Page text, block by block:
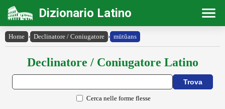
Dizionario Latino
Home › Declinatore / Coniugatore › mūtŭans
Declinatore / Coniugatore Latino
Cerca nelle forme flesse